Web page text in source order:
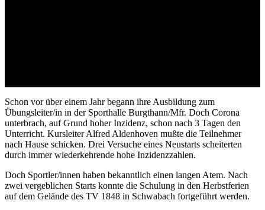
Schon vor über einem Jahr begann ihre Ausbil­dung zum
Übungsleiter/​in in der Sport­halle Burgthann/​Mfr. Doch Corona
unter­brach, auf Grund hoher Inzi­denz, schon nach 3 Tagen den
Unter­richt. Kurs­lei­ter Alfred Alden­ho­ven mußte die Teil­neh­mer
nach Hause schi­cken. Drei Versu­che eines Neustarts schei­ter­ten
durch immer wieder­keh­rende hohe Inzidenzzahlen.
Doch Sportler/​innen haben bekannt­lich einen langen Atem. Nach
zwei vergeb­li­chen Starts konnte die Schu­lung in den Herbst­fe­rien
auf dem Gelände des TV 1848 in Schwa­bach fort­ge­führt werden.